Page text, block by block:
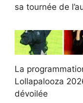
sa tournée de
La
Lollapalooza
dévoilée